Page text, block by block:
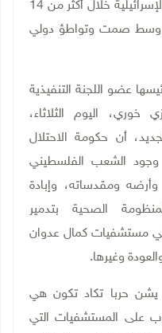
والتهجير القسري، بفعل الوحشية الإسرائيلية خلال أكثر من 14
وسط صمت وتواطؤ دولي
عضو اللجنة التنفيذية
خوري، اليوم الثلاثاء،
أن حكومة الاحتلال
الشعب الفلسطيني
ومقدساته، وإبادة
الصحية بتدمير
مستشفيات كمال عدوان
وغيرها.
يشن حربا تكاد تكون هي
على المستشفيات التي